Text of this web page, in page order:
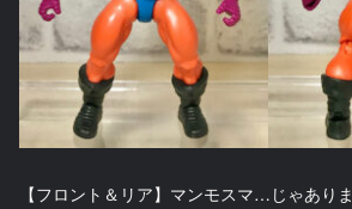
【フロント＆リア】マンモスマ…じゃあり